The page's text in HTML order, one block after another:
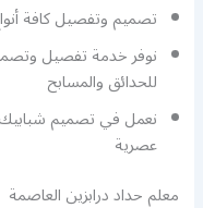
تصميم وتفصيل كافة
نوفر خدمة تفصيل
للحدائق والمسابح
نعمل في تصميم
عصرية
معلم حداد درابزين العاصمة